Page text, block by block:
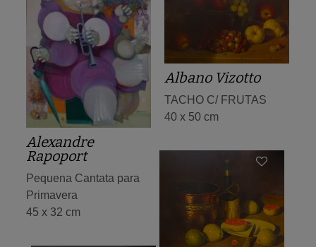
Alexandre
Rapoport
Pequena Cantata para
Primavera
45 x 32 cm
Albano Vizotto
TACHO C/ FRUTAS
40 x 50 cm